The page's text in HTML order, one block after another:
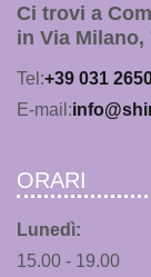
Ci trovi a
in Via Milano,
Tel:+39 031
E-mail:
ORARI
Lunedì:
15.00 - 19.00